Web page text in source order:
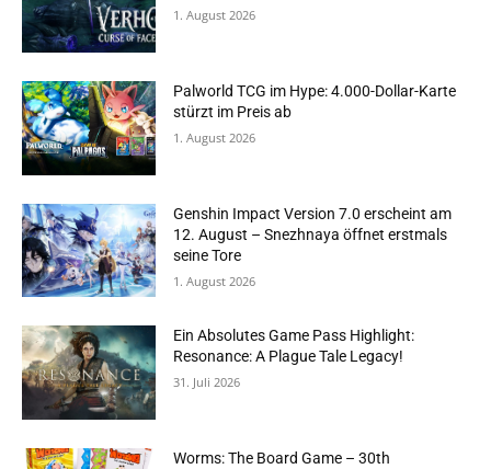
1. August 2026
Palworld TCG im Hype: 4.000-Dollar-Karte
stürzt im Preis ab
1. August 2026
Genshin Impact Version 7.0 erscheint am
12. August – Snezhnaya öffnet erstmals
seine Tore
1. August 2026
Ein Absolutes Game Pass Highlight:
Resonance: A Plague Tale Legacy!
31. Juli 2026
Worms: The Board Game – 30th